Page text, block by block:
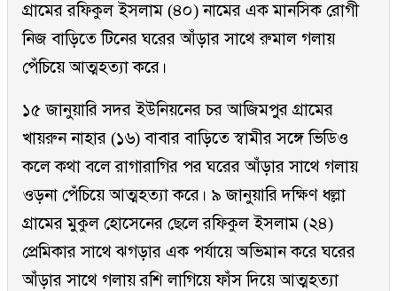
গ্রামের রফিকুল ইসলাম (৪০) নামের এক মানসিক রোগী
নিজ বাড়িতে টিনের ঘরের আঁড়ার সাথে রুমাল গলায়
পেঁচিয়ে আত্মহত্যা করে।
১৫ জানুয়ারি সদর ইউনিয়নের চর আজিমপুর গ্রামের
খায়রুন নাহার (১৬) বাবার বাড়িতে স্বামীর সঙ্গে ভিডিও
কলে কথা বলে রাগারাগির পর ঘরের আঁড়ার সাথে গলায়
ওড়না পেঁচিয়ে আত্মহত্যা করে। ৯ জানুয়ারি দক্ষিণ ধল্লা
গ্রামের মুকুল হোসেনের ছেলে রফিকুল ইসলাম (২৪)
প্রেমিকার সাথে ঝগড়ার এক পর্যায়ে অভিমান করে ঘরের
আঁড়ার সাথে গলায় রশি লাগিয়ে ফাঁস দিয়ে আত্মহত্যা